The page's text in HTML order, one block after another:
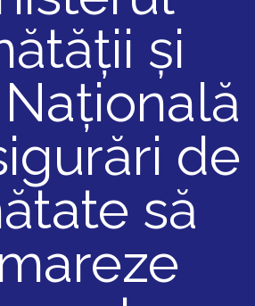
și
de
să